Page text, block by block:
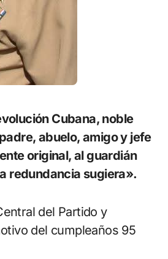
abuelo, amigo y jefe
original, al guardián
redundancia sugiera».
del Partido y
del cumpleaños 95